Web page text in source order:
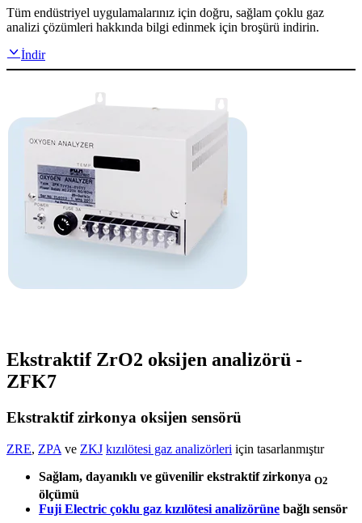
Tüm endüstriyel uygulamalarınız için doğru, sağlam çoklu gaz
analizi çözümleri hakkında bilgi edinmek için broşürü indirin.
İndir
Ekstraktif ZrO2 oksijen analizörü -
ZFK7
Ekstraktif zirkonya oksijen sensörü
ZRE, ZPA ve ZKJ kızılötesi gaz analizörleri için tasarlanmıştır
Sağlam, dayanıklı ve güvenilir ekstraktif zirkonya O2
ölçümü
Fuji Electric çoklu gaz kızılötesi analizörüne bağlı sensör